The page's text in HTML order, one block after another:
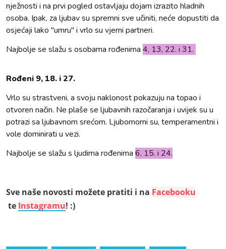
nježnosti i na prvi pogled ostavljaju dojam izrazito hladnih
osoba. Ipak, za ljubav su spremni sve učiniti, neće dopustiti da
osjećaji lako "umru" i vrlo su vjerni partneri.
Najbolje se slažu s osobama rođenima 4, 13, 22. i 31.
Rođeni 9, 18. i 27.
Vrlo su strastveni, a svoju naklonost pokazuju na topao i
otvoren način. Ne plaše se ljubavnih razočaranja i uvijek su u
potrazi sa ljubavnom srećom. Ljubomorni su, temperamentni i
vole dominirati u vezi.
Najbolje se slažu s ljudima rođenima 6, 15. i 24.
Sve naše novosti možete pratiti i na Facebooku
te Instagramu! :)